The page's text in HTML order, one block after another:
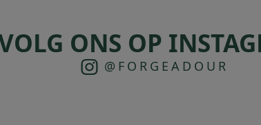
ONS OP
@FORGEADOUR